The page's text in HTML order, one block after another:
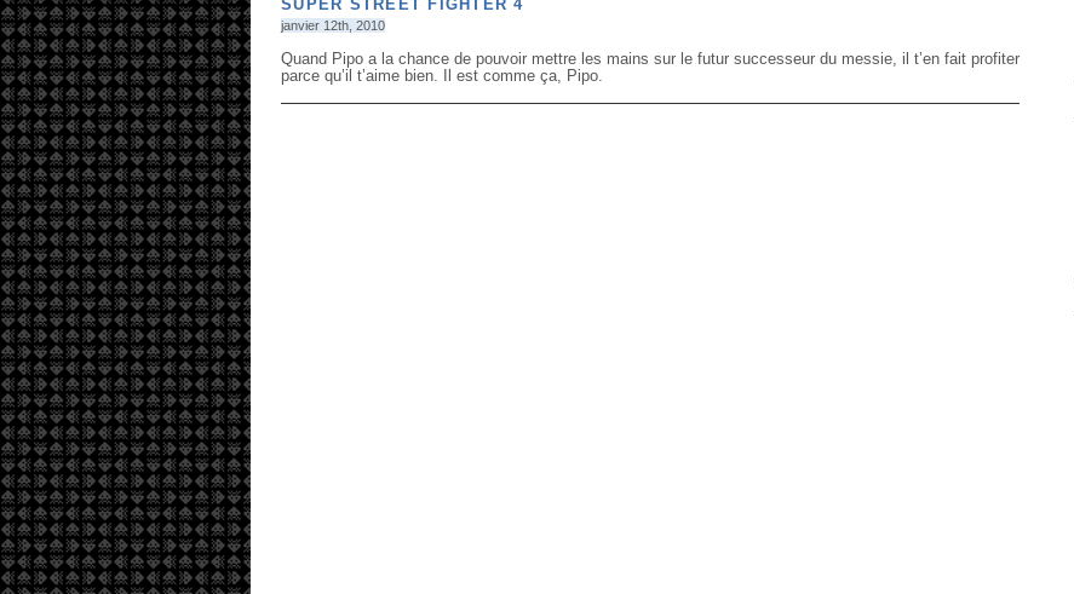
SUPER STREET FIGHTER 4
janvier 12th, 2010
Quand Pipo a la chance de pouvoir mettre les mains sur le futur successeur du messie, il t’en fait profiter
parce qu’il t’aime bien. Il est comme ça, Pipo.